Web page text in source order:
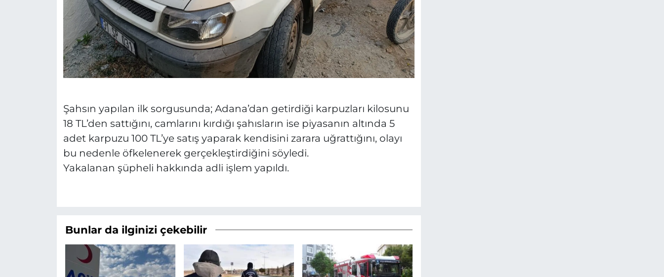
Şahsın yapılan ilk sorgusunda; Adana’dan getirdiği karpuzları kilosunu
18 TL’den sattığını, camlarını kırdığı şahısların ise piyasanın altında 5
adet karpuzu 100 TL’ye satış yaparak kendisini zarara uğrattığını, olayı
bu nedenle öfkelenerek gerçekleştirdiğini söyledi.
Yakalanan şüpheli hakkında adli işlem yapıldı.
Bunlar da ilginizi çekebilir